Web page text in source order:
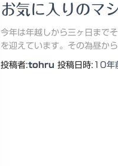
お気に入りのマ
今年は年越しから三ヶ日まで
を迎えています。その為昼か
投稿者:tohru 投稿日時: 10年